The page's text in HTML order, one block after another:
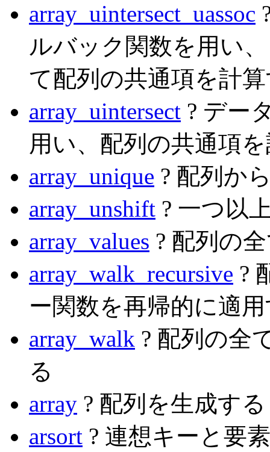
array_uintersect_uassoc
ルバック関数を用い
て配列の共通項を計
array_uintersect ? デー
用い、配列の共通項
array_unique ? 配列か
array_unshift ? 一つ以
array_values ? 配列の
array_walk_recursive ?
ー関数を再帰的に適
array_walk ? 配列の全
る
array ? 配列を生成する
arsort ? 連想キーと要